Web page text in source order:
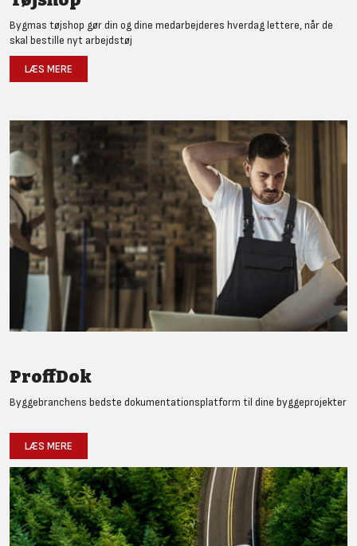
Bygmas tøjshop gør din og dine medarbejderes hverdag lettere, når de
skal bestille nyt arbejdstøj
LÆS MERE
ProffDok
Byggebranchens bedste dokumentationsplatform til dine byggeprojekter
LÆS MERE